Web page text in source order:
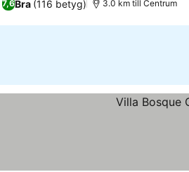
7,6Bra (116 betyg) 3.0 km till Centrum